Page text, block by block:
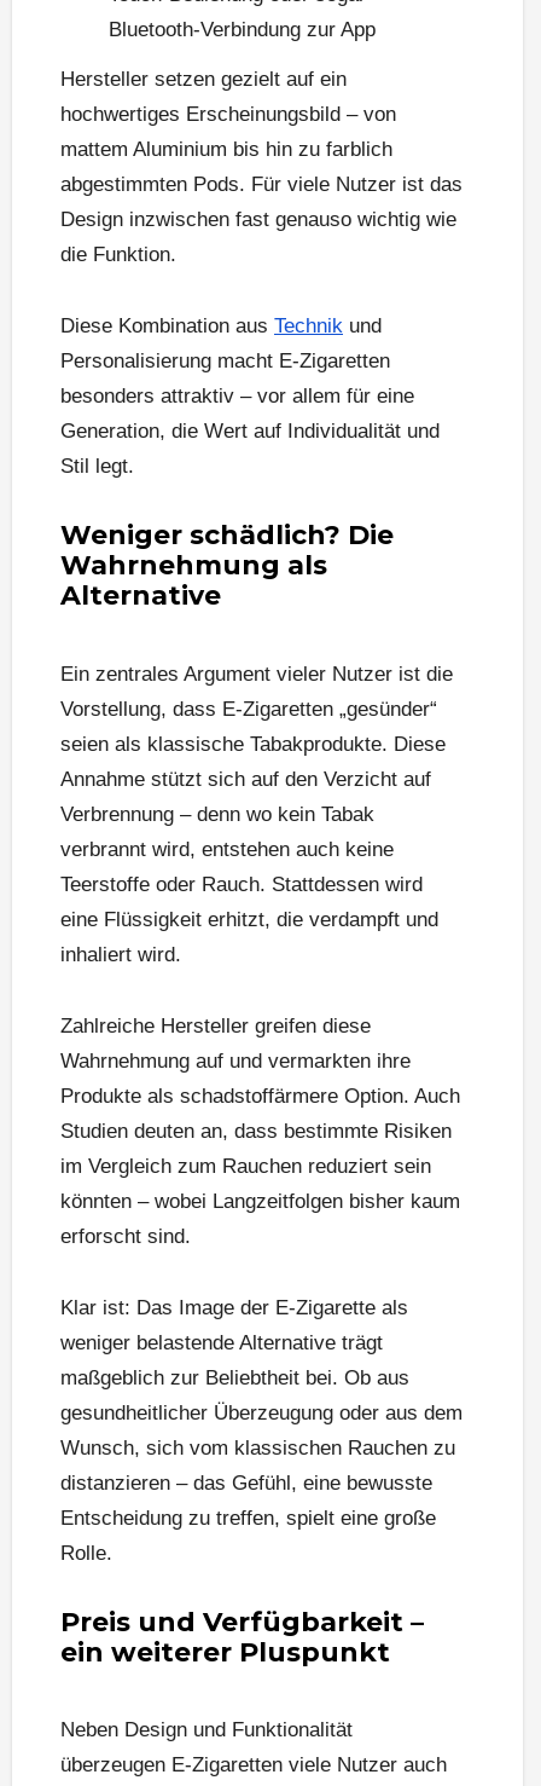
Bluetooth-Verbindung zur App
Hersteller setzen gezielt auf ein
hochwertiges Erscheinungsbild – von
mattem Aluminium bis hin zu farblich
abgestimmten Pods. Für viele Nutzer ist das
Design inzwischen fast genauso wichtig wie
die Funktion.
Diese Kombination aus Technik und
Personalisierung macht E-Zigaretten
besonders attraktiv – vor allem für eine
Generation, die Wert auf Individualität und
Stil legt.
Weniger schädlich? Die
Wahrnehmung als
Alternative
Ein zentrales Argument vieler Nutzer ist die
Vorstellung, dass E-Zigaretten „gesünder“
seien als klassische Tabakprodukte. Diese
Annahme stützt sich auf den Verzicht auf
Verbrennung – denn wo kein Tabak
verbrannt wird, entstehen auch keine
Teerstoffe oder Rauch. Stattdessen wird
eine Flüssigkeit erhitzt, die verdampft und
inhaliert wird.
Zahlreiche Hersteller greifen diese
Wahrnehmung auf und vermarkten ihre
Produkte als schadstoffärmere Option. Auch
Studien deuten an, dass bestimmte Risiken
im Vergleich zum Rauchen reduziert sein
könnten – wobei Langzeitfolgen bisher kaum
erforscht sind.
Klar ist: Das Image der E-Zigarette als
weniger belastende Alternative trägt
maßgeblich zur Beliebtheit bei. Ob aus
gesundheitlicher Überzeugung oder aus dem
Wunsch, sich vom klassischen Rauchen zu
distanzieren – das Gefühl, eine bewusste
Entscheidung zu treffen, spielt eine große
Rolle.
Preis und Verfügbarkeit –
ein weiterer Pluspunkt
Neben Design und Funktionalität
überzeugen E-Zigaretten viele Nutzer auch